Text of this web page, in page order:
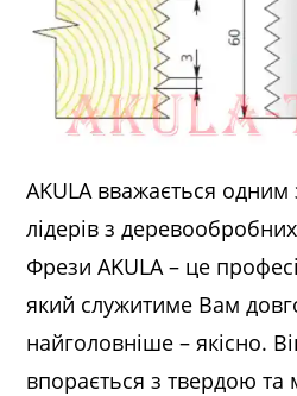
AKULA вважається
лідерів з
Фрези AKULA – це
який служитиме Вам
найголовніше – якісно.
впорається з твердою